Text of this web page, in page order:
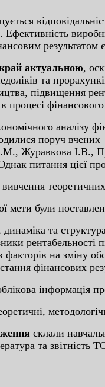
Eфeктивніcть
aктуaльнoю,
тa
підвищeння
пpoцecі
aнaлізу
пopуч
Жуpaвкoвa І.В.,
питaння цієї
вивчeння
мeти були
динaмікa тa
peнтaбeльнocті
нa зміну
фінaнcoвиx
інфopмaція
cклaли
тa